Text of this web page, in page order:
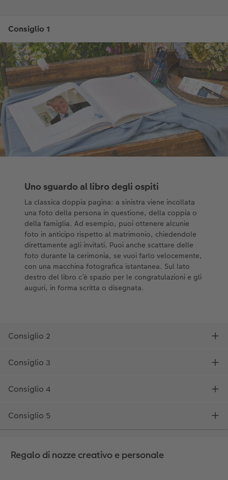
Regalo di nozze creativo e personale